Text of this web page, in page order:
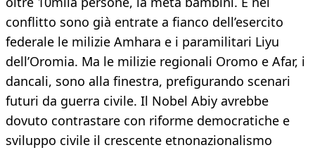
conflitto sono già entrate a fianco dell’esercito
federale le milizie Amhara e i paramilitari Liyu
dell’Oromia. Ma le milizie regionali Oromo e Afar, i
dancali, sono alla finestra, prefigurando scenari
futuri da guerra civile. Il Nobel Abiy avrebbe
dovuto contrastare con riforme democratiche e
sviluppo civile il crescente etnonazionalismo